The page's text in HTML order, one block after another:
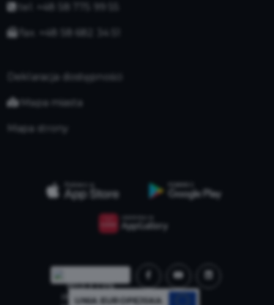
tel. +48 58 775 99 55
fax. +48 58 682 34 51
Deklaracja dostępności
Mapa miasta
Mapa strony
UNIA EUROPEJSKA